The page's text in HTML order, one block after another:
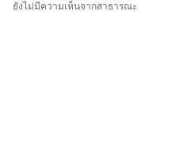
ยังไม่มีความเห็นจากสาธารณะ